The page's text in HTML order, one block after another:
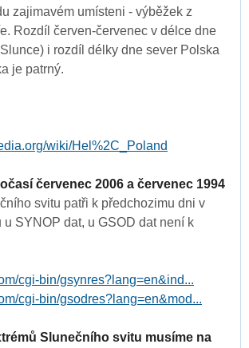
zajimavém umísteni - výběžek z
Rozdíl červen-červenec v délce dne
i rozdíl délky dne sever Polska
je patrný.
wiki/Hel%2C_Poland
červenec 2006 a červenec 1994
svitu patři k předchozimu dni v
u SYNOP dat, u GSOD dat není k
cgi-bin/gsynres?lang=en&ind...
cgi-bin/gsodres?lang=en&mod...
Slunečního svitu musíme na